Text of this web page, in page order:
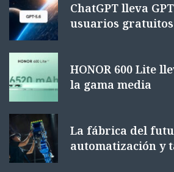
ChatGPT lleva
usuarios gratuitos
HONOR 600 Lite
la gama media
La fábrica del
automatización y